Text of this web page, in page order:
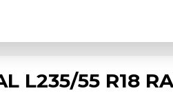
L235/55 R18